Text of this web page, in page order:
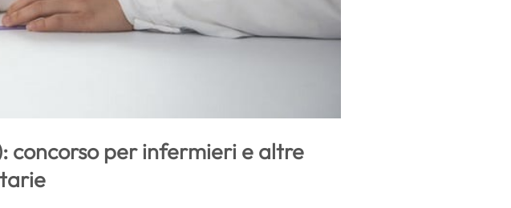
concorso per infermieri e altre